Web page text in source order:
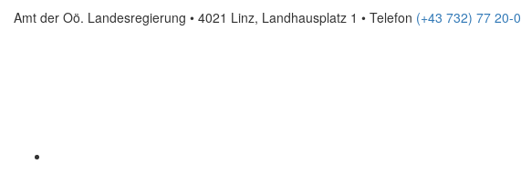
Amt der Oö. Landesregierung • 4021 Linz, Landhausplatz 1 • Telefon (+43 732) 77 20-0